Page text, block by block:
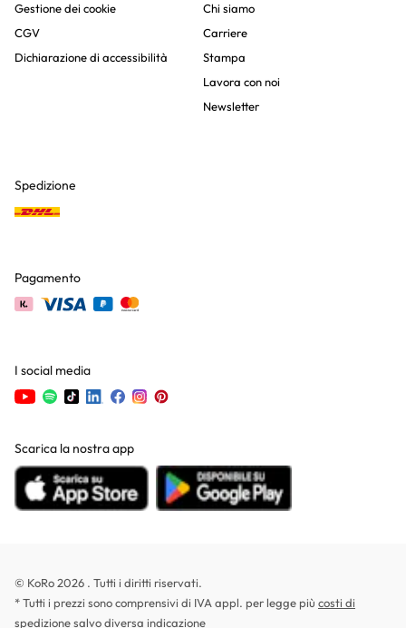
Gestione dei cookie
CGV
Dichiarazione di accessibilità
Chi siamo
Carriere
Stampa
Lavora con noi
Newsletter
Spedizione
Pagamento
I social media
Scarica la nostra app
© KoRo 2026 . Tutti i diritti riservati.
* Tutti i prezzi sono comprensivi di IVA appl. per legge più costi di
spedizionesalvo diversa indicazione